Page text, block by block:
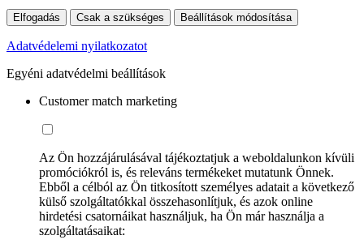
Elfogadás Csak a szükséges Beállítások módosítása
Adatvédelemi nyilatkozatot
Egyéni adatvédelmi beállítások
Customer match marketing
Az Ön hozzájárulásával tájékoztatjuk a weboldalunkon kívüli
promóciókról is, és releváns termékeket mutatunk Önnek.
Ebből a célból az Ön titkosított személyes adatait a következő
külső szolgáltatókkal összehasonlítjuk, és azok online
hirdetési csatornáikat használjuk, ha Ön már használja a
szolgáltatásaikat: